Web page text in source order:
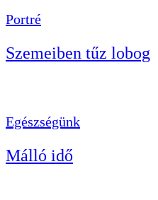
Portré
Szemeiben tűz lobog
Egészségünk
Málló idő